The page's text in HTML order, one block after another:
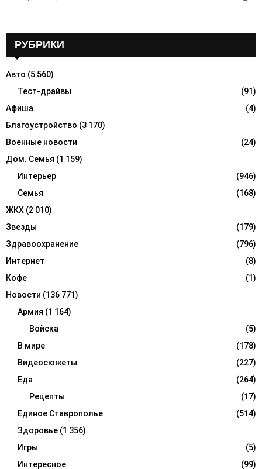
o
R
C
H
РУБРИКИ
Авто (5 560)
Тест-драйвы
(91)
Афиша
(4)
Благоустройство (3 170)
Военные новости
(24)
Дом. Семья (1 159)
Интерьер
(946)
Семья
(168)
ЖКХ (2 010)
Звезды
(179)
Здравоохранение
(796)
Интернет
(8)
Кофе
(1)
Новости (136 771)
Армия (1 164)
Войска
(5)
В мире
(178)
Видеосюжеты
(227)
Еда
(264)
Рецепты
(17)
Единое Ставрополье
(514)
Здоровье (1 356)
Игры
(5)
Интересное
(99)